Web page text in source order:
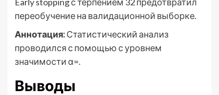
переобучение на валидационной выборке.
Аннотация:Статистический анализ
проводился с помощью с уровнем
значимости α=.
Выводы